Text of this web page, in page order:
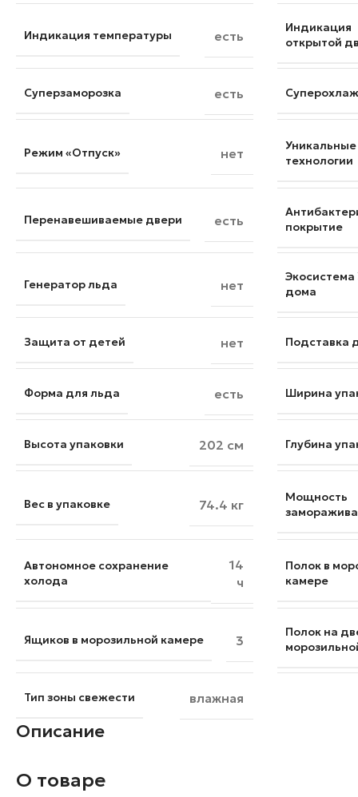
Индикация температуры есть
Индикация
открытой
Суперзаморозка есть
Режим «Отпуск» нет
Уникальные
технологии
Перенавешиваемые двери есть
покрытие
Генератор льда нет
Экосистема
дома
Защита от детей нет Подставка
Форма для льда есть Ширина
Высота упаковки 202 см Глубина
Вес в упаковке 74.4 кг
Мощность
Автономное сохранение
холода
14
ч
Полок в
камере
Ящиков в морозильной камере 3
Полок на
Тип зоны свежести влажная
Описание
О товаре